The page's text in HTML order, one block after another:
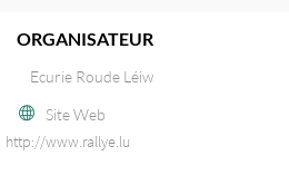
ORGANISATEUR
Ecurie Roude Léiw
Site Web
http://www.rallye.lu